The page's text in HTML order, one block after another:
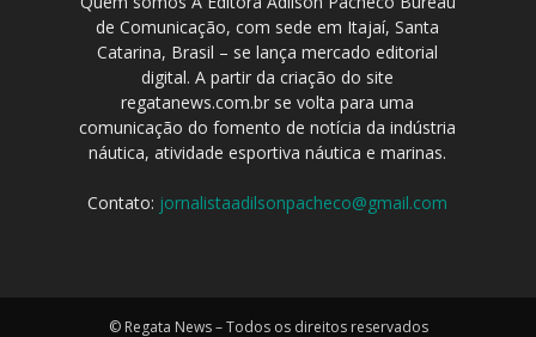
de Comunicação, com sede em Itajaí, Santa
Catarina, Brasil – se lança mercado editorial
digital. A partir da criação do site
regatanews.com.br se volta para uma
comunicação do fomento de notícia da indústria
náutica, atividade esportiva náutica e marinas.
Contato: jornalistaadilsonpacheco@gmail.com
© Regata News – Todos os direitos reservados